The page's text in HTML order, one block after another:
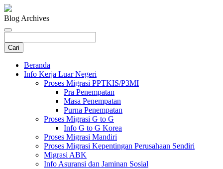
Blog Archives
Beranda
Info Kerja Luar Negeri
Proses Migrasi PPTKIS/P3MI
Pra Penempatan
Masa Penempatan
Purna Penempatan
Proses Migrasi G to G
Info G to G Korea
Proses Migrasi Mandiri
Proses Migrasi Kepentingan Perusahaan Sendiri
Migrasi ABK
Info Asuransi dan Jaminan Sosial